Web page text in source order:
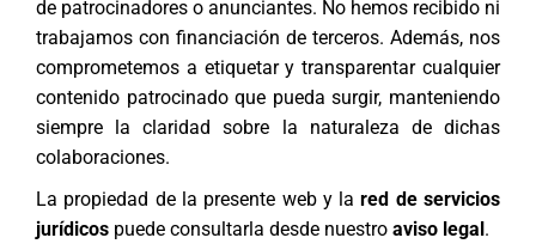
de patrocinadores o anunciantes. No hemos recibido ni
trabajamos con financiación de terceros. Además, nos
comprometemos a etiquetar y transparentar cualquier
contenido patrocinado que pueda surgir, manteniendo
siempre la claridad sobre la naturaleza de dichas
colaboraciones.
La propiedad de la presente web y lared de servicios
jurídicos puede consultarla desde nuestro aviso legal.